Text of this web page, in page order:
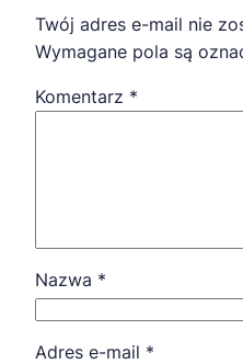
Twój adres e-mail nie
Wymagane pola są
Komentarz *
Nazwa *
Adres e-mail *